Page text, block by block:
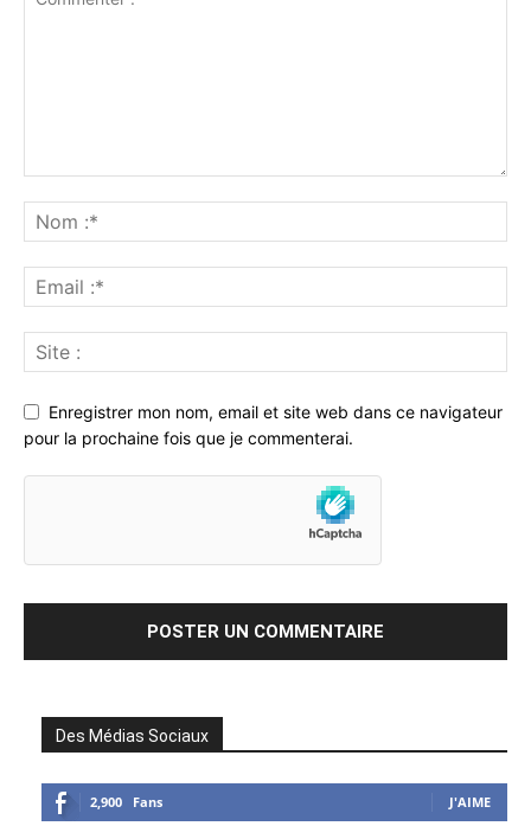
Enregistrer mon nom, email et site web dans ce navigateur
pour la prochaine fois que je commenterai.
Des Médias Sociaux
2,900 Fans J'AIME